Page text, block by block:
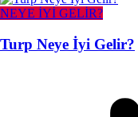
NEYE İYİ GELİR?
Turp Neye İyi Gelir?